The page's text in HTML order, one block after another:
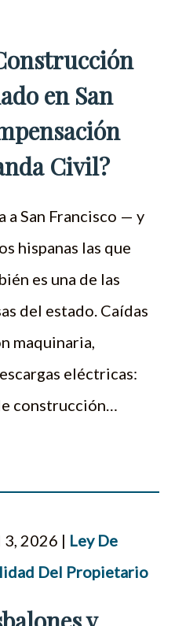
en San
Civil?
a San Francisco — y
hispanas las que
es una de las
del estado. Caídas
maquinaria,
eléctricas:
construcción…
3, 2026 | Ley De
Del Propietario